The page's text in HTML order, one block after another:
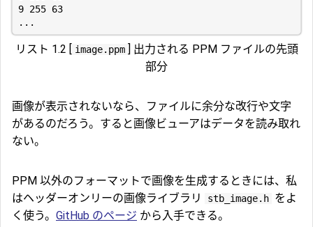
リスト 1.2 [ image.ppm ] 出力される PPM ファイルの先頭
部分
画像が表示されないなら、ファイルに余分な改行や文字
があるのだろう。すると画像ビューアはデータを読み取れ
ない。
PPM 以外のフォーマットで画像を生成するときには、私
はヘッダーオンリーの画像ライブラリ
stb_image.h をよ
く使う。 GitHub のページ から入手できる。